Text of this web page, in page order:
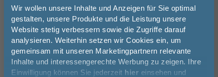
Wir wollen unsere Inhalte und Anzeigen für Sie optimal
gestalten, unsere Produkte und die Leistung unsere
Website stetig verbessern sowie die Zugriffe darauf
analysieren. Weiterhin setzen wir Cookies ein, um
gemeinsam mit unseren Marketingpartnern relevante
Inhalte und interessengerechte Werbung zu zeigen. Ihre
Einwilligung können Sie jederzeit hier einsehen und
Unsere Ausstellung besuchen
Basispreis 2.299,00 €
Jetzt 50 € sparen!
Melde Sie sich hier zu unserem
Newsletter an und sparen Sie
50€* auf Ihre Bestellung!